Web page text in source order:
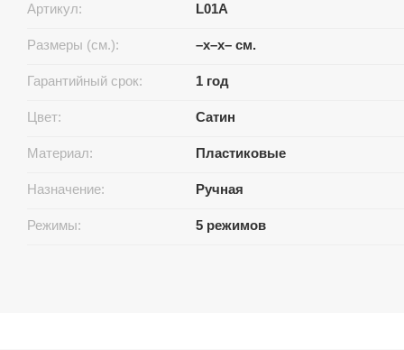
Артикул: L01A
Размеры (см.): –x–x– см.
Гарантийный срок: 1 год
Цвет: Сатин
Материал: Пластиковые
Назначение: Ручная
Режимы: 5 режимов